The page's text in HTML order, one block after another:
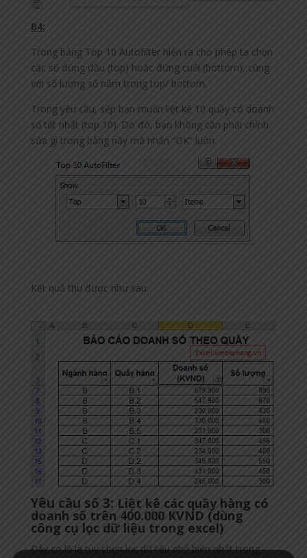
B4:
Trong bảng Top 10 Autofilter hiện ra cho phép ta chọn
các số đứng đầu (top) hoặc đứng cuối (bottom), cùng
với số lượng số nằm trong top/ bottom.
Trong yêu cầu, sếp bạn muốn liệt kê 10 quầy có doanh
số tốt nhất (top 10). Do đó, bạn không cần phải chỉnh
sửa gì trong bảng này mà nhấn “OK” luôn.
Kết quả thu được như sau:
Yêu cầu số 3: Liệt kê các quầy hàng có
doanh số trên 400.000 KVND (dùng
công cụ lọc dữ liệu trong excel)
Đây có lẽ là tùy chọn lọc dữ liệu phổ biến nhất trong